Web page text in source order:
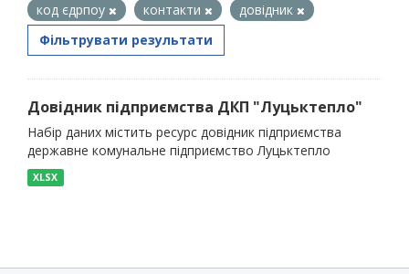
код єдрпоу
контакти
довідник
Фільтрувати результати
Довідник підприємства ДКП "Луцьктепло"
Набір даних містить ресурс довідник підприємства
державне комунальне підприємство Луцьктепло
XLSX